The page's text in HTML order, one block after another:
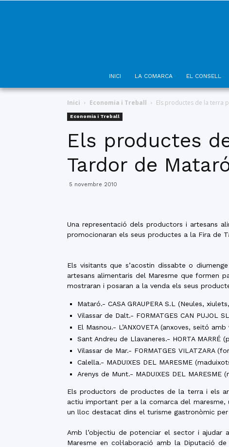
INICI LA COMARCA EL CONSELL
Inici Economia i Treball Els productes de la terra
Economia i Treball
Els productes
Tardor de
5 novembre 2010
Una representació dels productors i artesans
promocionaran els seus productes a la Fira de
Els visitants que s’acostin dissabte o
artesans alimentaris del Maresme que formen
mostraran i posaran a la venda els seus
Mataró.- CASA GRAUPERA S.L (Neules,
Vilassar de Dalt.- FORMATGES CAN
El Masnou.- L’ANXOVETA (anxoves, seitó
Sant Andreu de Llavaneres.- HORTA MARRÉ
Vilassar de Mar.- FORMATGES VILATZARA
Calella.- MADUIXES DEL MARESME
Arenys de Munt.- MADUIXES DEL MARESME
Els productors de productes de la terra i els
actiu important per a la comarca del
un lloc destacat dins el turisme gastronòmic
Amb l’objectiu de potenciar el sector i ajudar
Maresme en col·laboració amb la Diputació